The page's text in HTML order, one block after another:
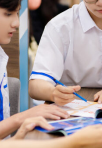
UEL công bố
chất lượng đầu vào